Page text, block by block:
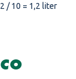
/ 10 = 1,2 liter